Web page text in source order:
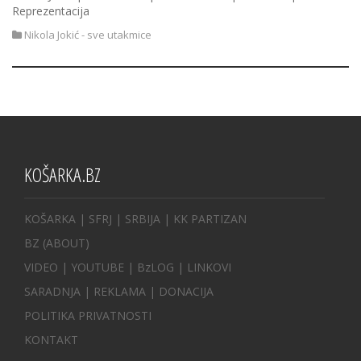
Reprezentacija
Nikola Jokić - sve utakmice
KOŠARKA.BZ
KOŠARKA | SFRJ | SRBIJA | KK PARTIZAN
BZ (ABOUT)
VIDEO | YOUTUBE | BzLOG | LINKOVI
SARADNJA | REKLAMA | DONACIJA
POLITIKA PRIVATNOSTI
KONTAKT